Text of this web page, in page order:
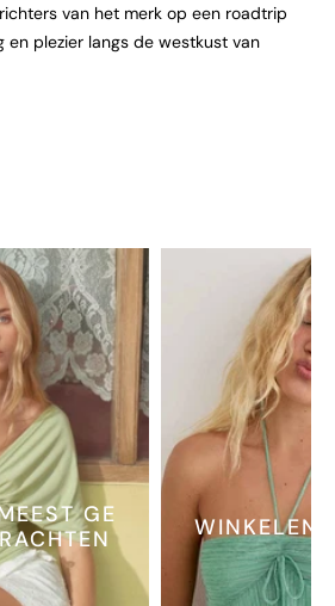
van het merk op een roadtrip
en plezier langs de westkust van
GE
WINKELEN